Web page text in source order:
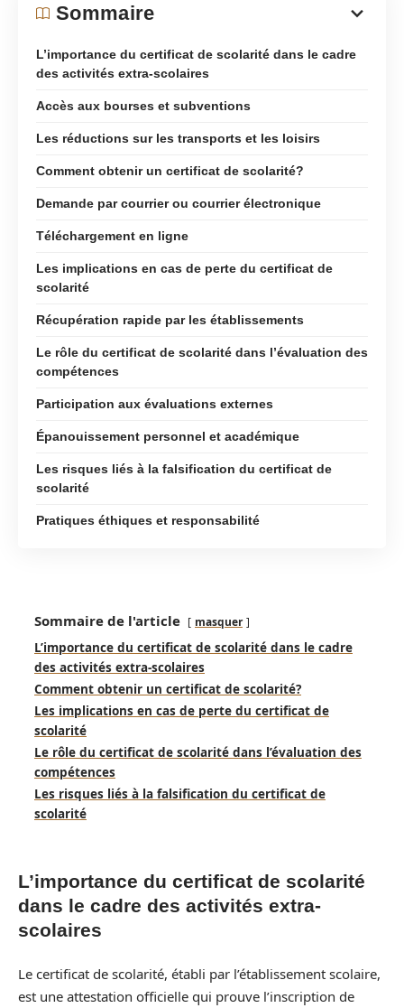
Sommaire
L’importance du certificat de scolarité dans le cadre
des activités extra-scolaires
Accès aux bourses et subventions
Les réductions sur les transports et les loisirs
Comment obtenir un certificat de scolarité?
Demande par courrier ou courrier électronique
Téléchargement en ligne
Les implications en cas de perte du certificat de
scolarité
Récupération rapide par les établissements
Le rôle du certificat de scolarité dans l’évaluation des
compétences
Participation aux évaluations externes
Épanouissement personnel et académique
Les risques liés à la falsification du certificat de
scolarité
Pratiques éthiques et responsabilité
Sommaire de l'article masquer
L’importance du certificat de scolarité dans le cadre
des activités extra-scolaires
Comment obtenir un certificat de scolarité?
Les implications en cas de perte du certificat de
scolarité
Le rôle du certificat de scolarité dans l’évaluation des
compétences
Les risques liés à la falsification du certificat de
scolarité
L’importance du certificat de scolarité
dans le cadre des activités extra-
scolaires
Le certificat de scolarité, établi par l’établissement scolaire,
est une attestation officielle qui prouve l’inscription de